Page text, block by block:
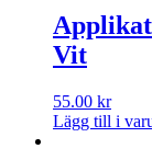
Vit
55.00 kr
Lägg till i